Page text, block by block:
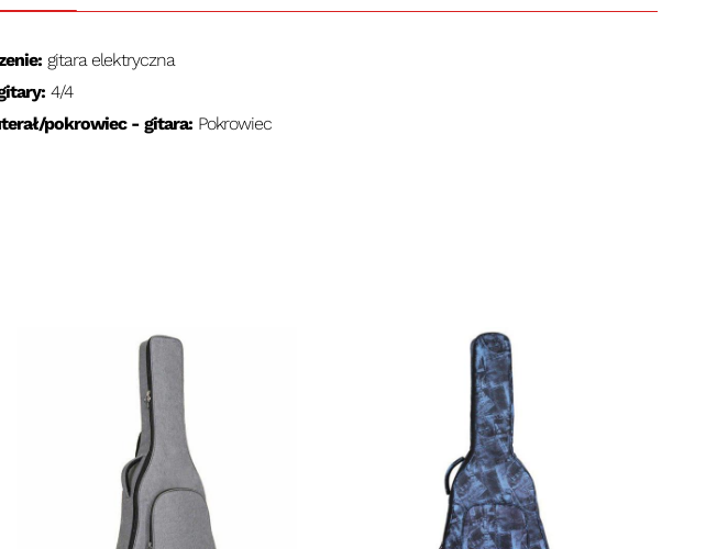
gitara elektryczna
4/4
pokrowiec - gitara: Pokrowiec